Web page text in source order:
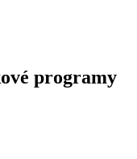
programy